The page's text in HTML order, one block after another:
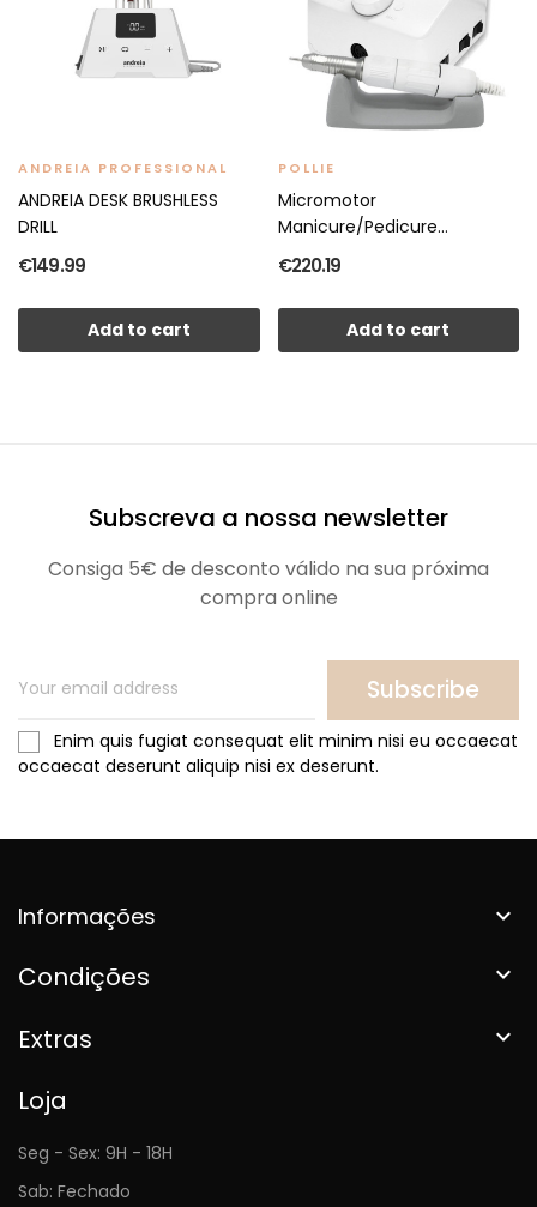
ANDREIA PROFESSIONAL
ANDREIA DESK BRUSHLESS
DRILL
€149.99
Add to cart
POLLIE
Micromotor
Manicure/Pedicure
30.000rpm 45W
€220.19
Add to cart
Subscreva a nossa newsletter
Consiga 5€ de desconto válido na sua próxima
compra online
Subscribe
Enim quis fugiat consequat elit minim nisi eu occaecat
occaecat deserunt aliquip nisi ex deserunt.
Informações 
Condições 
Extras 
Loja
Seg - Sex: 9H - 18H
Sab: Fechado